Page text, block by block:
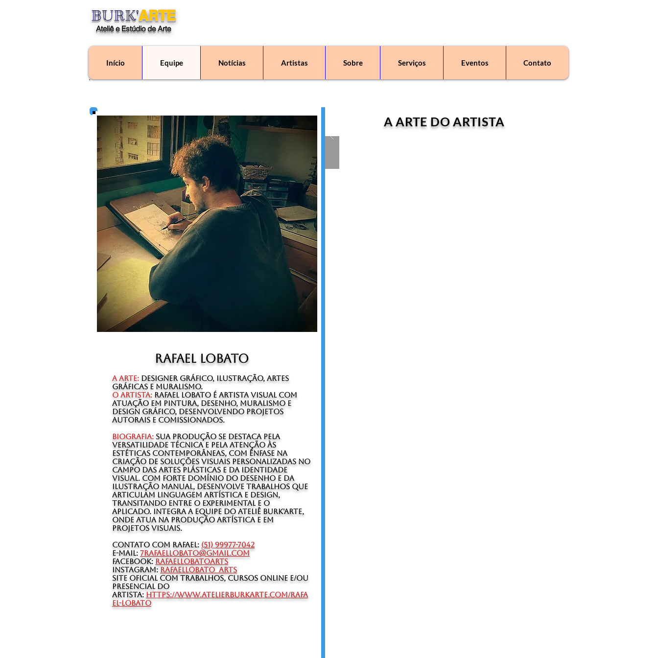
BURK'ARTE
Ateliê e Estúdio de Arte
Início Equipe Notícias Artistas Sobre Serviços Eventos Contato
A ARTE DO ARTISTA
Rafael lobato
A Arte: Designer Gráfico, Ilustração, Artes
Gráficas e Muralismo.
O Artista: Rafael Lobato é artista visual com
atuação em pintura, desenho, muralismo e
design gráfico, desenvolvendo projetos
autorais e comissionados.
Biografia: Sua produção se destaca pela
versatilidade técnica e pela atenção às
estéticas contemporâneas, com ênfase na
criação de soluções visuais personalizadas no
campo das artes plásticas e da identidade
visual. Com forte domínio do desenho e da
ilustração manual, desenvolve trabalhos que
articulam linguagem artística e design,
transitando entre o experimental e o
aplicado. Integra a equipe do Ateliê Burk'Arte,
onde atua na produção artística e em
projetos visuais.
Contato com Rafael: (51) 99977-7042
E-mail: 7rafaellobato@gmail.com
Facebook: rafaellobatoarts
Instagram: rafaellobato_arts
Site Oficial com Trabalhos, Cursos Online e/ou
Presencial do
Artista: https://www.atelierburkarte.com/rafa
el-lobato